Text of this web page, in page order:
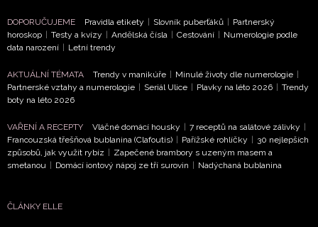
NEWSLETTER
Přihlášením k newsletteru souhlasíte s Obchodními
podmínkami společnosti BurdaMedia Extra s.r.o.
potvrzujete, že jste se seznámili se Zásadami
Vašimi údaji pracovat zejména k organizaci a
DOPORUČUJEME Pravidla etikety | Slovník puberťáků | Partnerský
horoskop | Testy a kvízy | Andělská čísla | Cestování | Numerologie podle
data narození | Letní trendy
AKTUÁLNÍ TÉMATA Trendy v manikúře | Minulé životy dle numerologie |
Partnerské vztahy a numerologie | Seriál Ulice | Plavky na léto 2026 | Trendy
boty na léto 2026
VAŘENÍ A RECEPTY Vláčné domácí housky | 7 receptů na salátové zálivky |
Francouzská třešňová bublanina (Clafoutis) | Pařížské rohlíčky | 30 nejlepších
způsobů, jak využít rybíz | Zapečené brambory s uzeným masem a
smetanou | Domácí iontový nápoj ze tří surovin | Nadýchaná bublanina
ČLÁNKY ELLE